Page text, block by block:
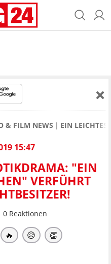
& FILM NEWS EIN
15:47
"EIN
VERFÜHRT
0 Reaktionen
🔥 😥 👏